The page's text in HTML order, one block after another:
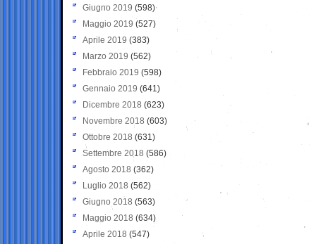
Giugno 2019 (598)
Maggio 2019 (527)
Aprile 2019 (383)
Marzo 2019 (562)
Febbraio 2019 (598)
Gennaio 2019 (641)
Dicembre 2018 (623)
Novembre 2018 (603)
Ottobre 2018 (631)
Settembre 2018 (586)
Agosto 2018 (362)
Luglio 2018 (562)
Giugno 2018 (563)
Maggio 2018 (634)
Aprile 2018 (547)